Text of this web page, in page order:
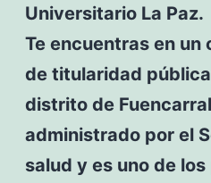
Universitario La Paz.
Te encuentras en
de titularidad
distrito de
administrado por el
salud y es uno de